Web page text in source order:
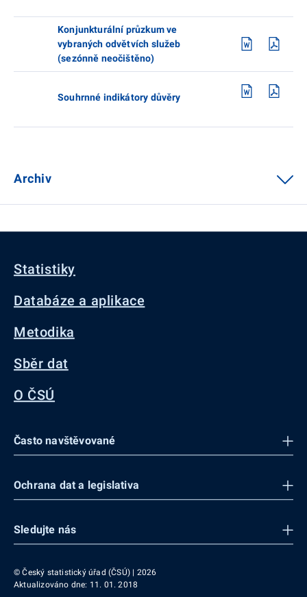
Konjunkturální průzkum ve
vybraných odvětvích služeb
(sezónně neočištěno)
Souhrnné indikátory důvěry
Archiv
Statistiky
Databáze a aplikace
Metodika
Sběr dat
O ČSÚ
Často navštěvované
Ochrana dat a legislativa
Sledujte nás
© Český statistický úřad (ČSÚ) | 2026
Aktualizováno dne: 11. 01. 2018